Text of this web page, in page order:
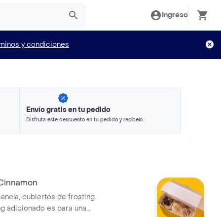
Ingreso
y condiciones
Envío gratis en tu pedido
Disfruta este descuento en tu pedido y recíbelo
cubiertos de frosting.
adicionado es para una